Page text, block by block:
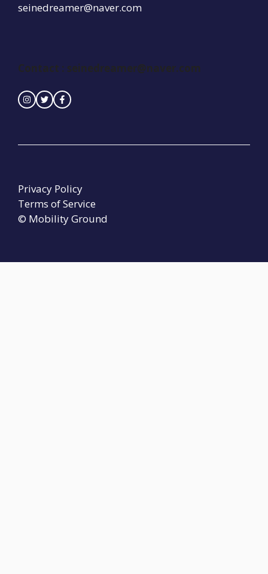
seinedreamer@naver.com
Contact : seinedreamer@naver.com
© Mobility Ground
Privacy Policy
Terms of Service